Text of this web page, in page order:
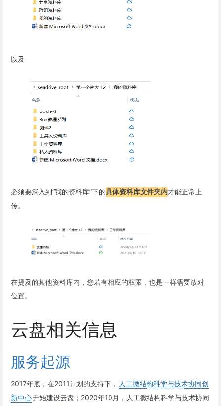
以及
必须要深入到“我的资料库”下的具体资料库文件夹内才能正常上
传。
在提及的其他资料库内，您若有相应的权限，也是一样需要放对
位置。
云盘相关信息
服务起源
2017年底，在2011计划的支持下，
人工微结构科学与技术协同创
新中心开始建设云盘；2020年10月，人工微结构科学与技术协同